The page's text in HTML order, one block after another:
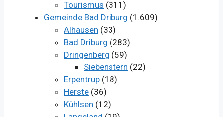
Tourismus (311)
Gemeinde Bad Driburg (1.609)
Alhausen (33)
Bad Driburg (283)
Dringenberg (59)
Siebenstern (22)
Erpentrup (18)
Herste (36)
Kühlsen (12)